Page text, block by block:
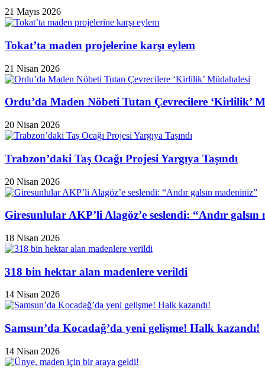
21 Mayıs 2026
Tokat’ta maden projelerine karşı eylem
21 Nisan 2026
Ordu’da Maden Nöbeti Tutan Çevrecilere ‘Kirlilik’
20 Nisan 2026
Trabzon’daki Taş Ocağı Projesi Yargıya Taşındı
20 Nisan 2026
Giresunlular AKP’li Alagöz’e seslendi: “Andır galsın
18 Nisan 2026
318 bin hektar alan madenlere verildi
14 Nisan 2026
Samsun’da Kocadağ’da yeni gelişme! Halk kazandı!
14 Nisan 2026